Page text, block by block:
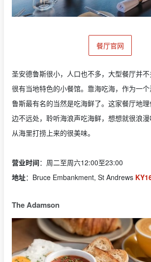
餐厅官网
圣安德鲁斯很小，人口也不多，大型餐厅并
很有当地特色的小餐馆。靠海吃海，作为一
鲁斯最有名的当然是吃海鲜了。这家餐厅地
边不远处，聆听海浪声吃海鲜，想想就很浪
从海里打捞上来的很美味。
营业时间：周二至周六12:00至23:00
地址：Bruce Embankment, St Andrews
The Adamson